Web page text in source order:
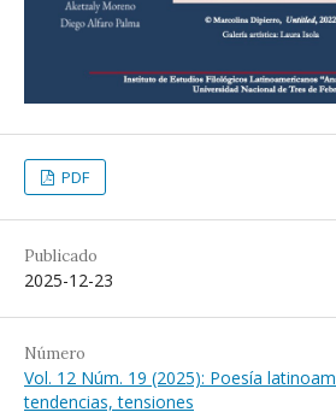
PDF
Publicado
2025-12-23
Número
Vol. 12 Núm. 19 (2025): Poesía
tendencias, tensiones